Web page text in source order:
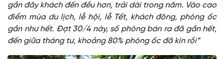
gần đây khách đến đều hơn, trải dài trong năm. Vào cao
điểm mùa du lịch, lễ hội, lễ Tết, khách đông, phòng ốc
gần như hết. Đợt 30/4 này, số phòng bán ra đã gần hết,
đến giữa tháng tư, khoảng 80% phòng ốc đã kín rồi”